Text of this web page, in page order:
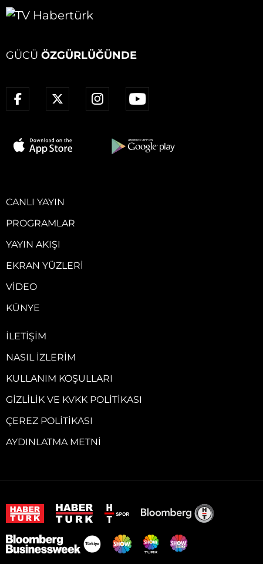
GÜCÜ ÖZGÜRLÜĞÜNDE
CANLI YAYIN
PROGRAMLAR
YAYIN AKIŞI
EKRAN YÜZLERI
VIDEO
KÜNYE
İLETIŞIM
NASIL İZLERIM
KULLANIM KOŞULLARI
GIZLILIK VE KVKK POLITIKASI
ÇEREZ POLITIKASI
AYDINLATMA METNI